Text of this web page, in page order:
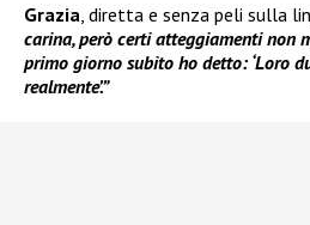
Grazia , diretta e senza peli sulla
carina, però certi atteggiamenti non
primo giorno subito ho detto: ‘Loro
realmente’.”